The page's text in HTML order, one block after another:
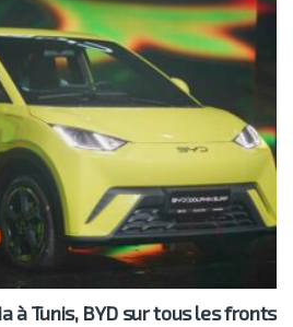
à Tunis, BYD sur tous les fronts